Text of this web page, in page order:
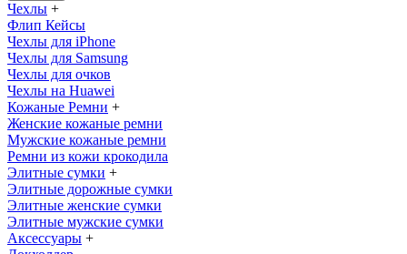
Чехлы +
Флип Кейсы
Чехлы для iPhone
Чехлы для Samsung
Чехлы для очков
Чехлы на Huawei
Кожаные Ремни +
Женские кожаные ремни
Мужские кожаные ремни
Ремни из кожи крокодила
Элитные сумки +
Элитные дорожные сумки
Элитные женские сумки
Элитные мужские сумки
Аксессуары +